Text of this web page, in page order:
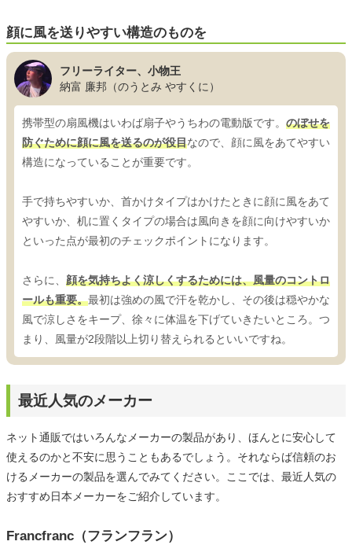
顔に風を送りやすい構造のものを
フリーライター、小物王
納富 廉邦（のうとみ やすくに）
携帯型の扇風機はいわば扇子やうちわの電動版です。 のぼせを
防ぐために顔に風を送るのが役目なので、顔に風をあてやすい
構造になっていることが重要です。
手で持ちやすいか、首かけタイプはかけたときに顔に風をあて
やすいか、机に置くタイプの場合は風向きを顔に向けやすいか
といった点が最初のチェックポイントになります。
さらに、 顔を気持ちよく涼しくするためには、風量のコントロ
ールも重要。最初は強めの風で汗を乾かし、その後は穏やかな
風で涼しさをキープ、徐々に体温を下げていきたいところ。つ
まり、風量が2段階以上切り替えられるといいですね。
最近人気のメーカー
ネット通販ではいろんなメーカーの製品があり、ほんとに安心して
使えるのかと不安に思うこともあるでしょう。それならば信頼のお
けるメーカーの製品を選んでみてください。ここでは、最近人気の
おすすめ日本メーカーをご紹介しています。
Francfranc（フランフラン）